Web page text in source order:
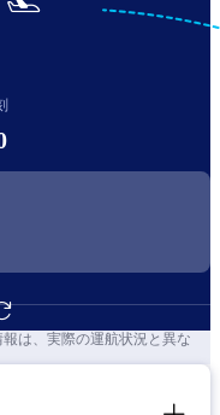
は、実際の運航状況と異な